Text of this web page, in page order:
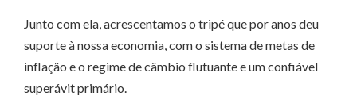
Junto com ela, acrescentamos o tripé que por anos deu
suporte à nossa economia, com o sistema de metas de
inflação e o regime de câmbio flutuante e um confiável
superávit primário.